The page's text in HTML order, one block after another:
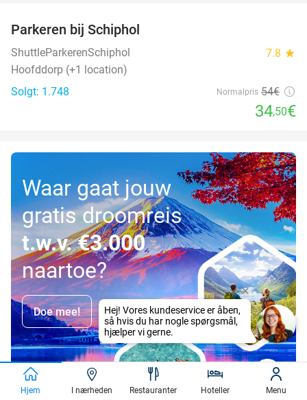
Parkeren bij Schiphol
ShuttleParkerenSchiphol 7.8 star
Hoofddorp (+1 location)
Solgt: 1.748
Normalpris 54€
34,50€
Waar gaat jouw
gratis droomreis
t.w.v. €3.000
naartoe?
Doe mee!
Hjem I nærheden Restauranter Hoteller Menu